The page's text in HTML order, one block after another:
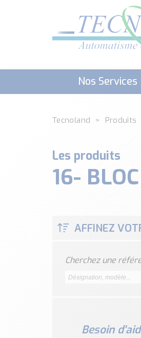
Nos Services
Tecnoland Produits
Les produits
16-
AFFINEZ
Cherchez une
Besoin